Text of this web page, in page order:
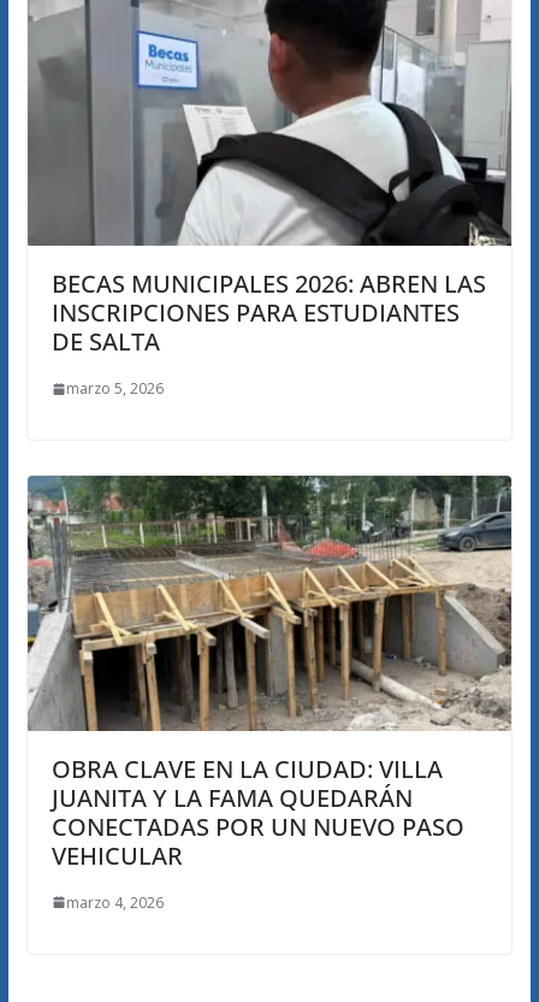
BECAS MUNICIPALES 2026: ABREN LAS
INSCRIPCIONES PARA ESTUDIANTES
DE SALTA
marzo 5, 2026
OBRA CLAVE EN LA CIUDAD: VILLA
JUANITA Y LA FAMA QUEDARÁN
CONECTADAS POR UN NUEVO PASO
VEHICULAR
marzo 4, 2026